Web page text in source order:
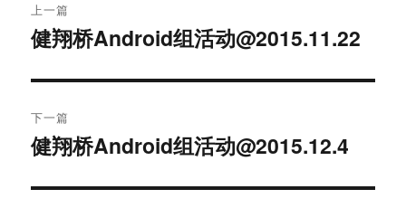
章
航
上一篇
上
文
章：
健翔桥Android组活动@2015.11.22
下一篇
下
文
健翔桥Android组活动@2015.12.4